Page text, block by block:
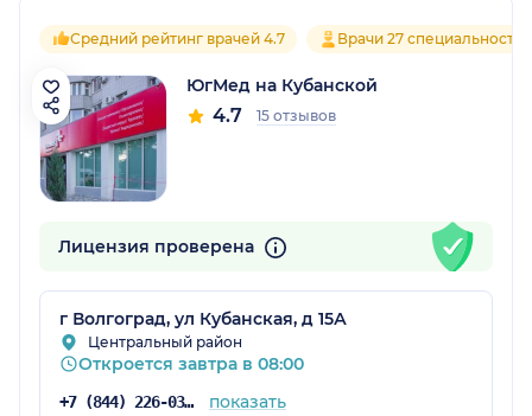
Средний рейтинг врачей 4.7 Врачи 27 специальностей
ЮгМед на Кубанской
4.7 15 отзывов
Лицензия проверена
г Волгоград, ул Кубанская, д 15А
Центральный район
Откроется завтра в 08:00
+7 (844) 226-03-60 показать